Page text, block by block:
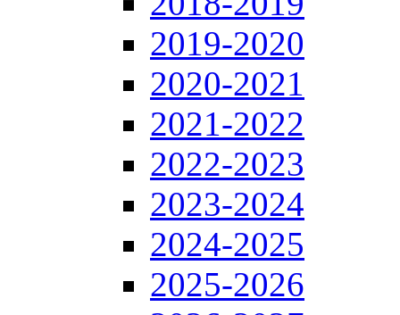
2019-2020
2020-2021
2021-2022
2022-2023
2023-2024
2024-2025
2025-2026